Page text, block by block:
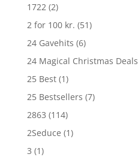
1722 (2)
2 for 100 kr. (51)
24 Gavehits (6)
24 Magical Christmas Deals
25 Best (1)
25 Bestsellers (7)
2863 (114)
2Seduce (1)
3 (1)